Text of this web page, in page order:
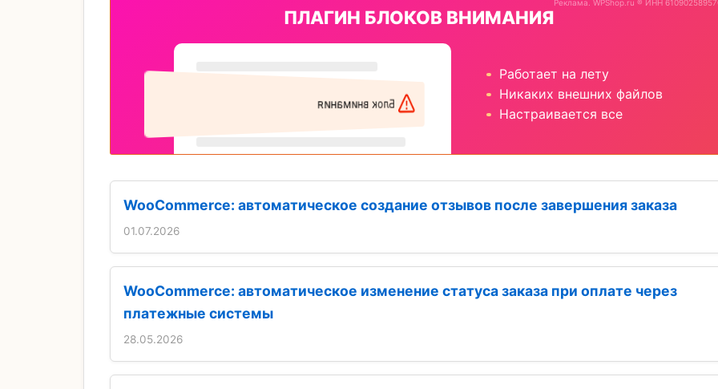
WooCommerce: автоматическое создание отзывов после завершения заказа
01.07.2026
WooCommerce: автоматическое изменение статуса заказа при оплате через
платежные системы
28.05.2026